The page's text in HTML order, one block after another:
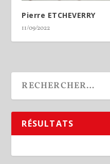
Pierre ETCHEVERRY
11/09/2022
RÉSULTATS